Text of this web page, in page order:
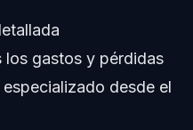
los gastos y pérdidas
desde el